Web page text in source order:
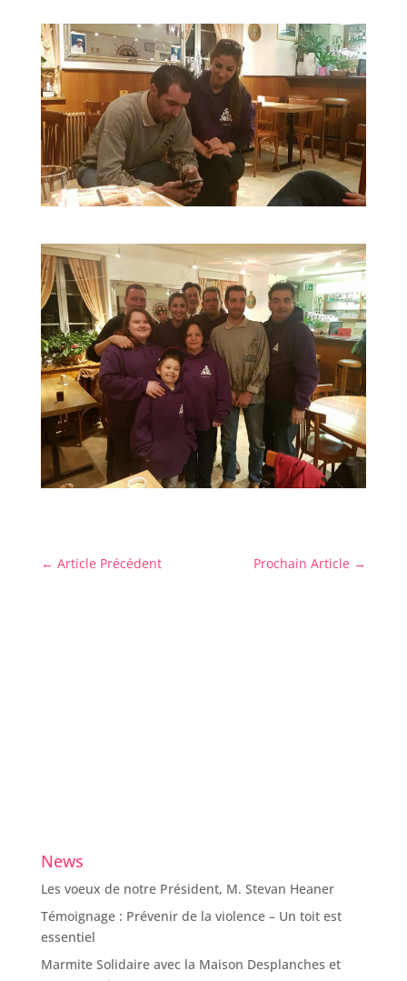
← Article Précédent Prochain Article →
News
Les voeux de notre Président, M. Stevan Heaner
Témoignage : Prévenir de la violence – Un toit est
essentiel
Marmite Solidaire avec la Maison Desplanches et